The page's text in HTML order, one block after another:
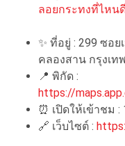
ลอยกระทงที่ไหน
✨ ที่อยู่ : 299 ซอ
คลองสาน กรุงเท
📍 พิกัด :
https://
⏰ เปิดให้เข้าชม :
🔗 เว็บไซต์ :